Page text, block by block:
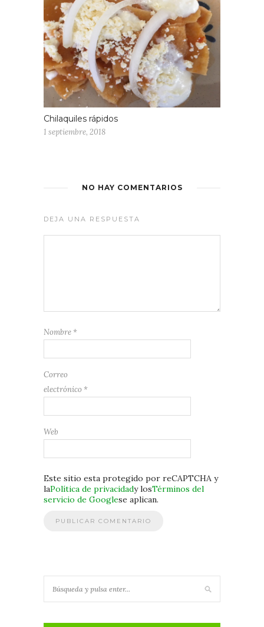
Chilaquiles rápidos
1 septiembre, 2018
NO HAY COMENTARIOS
DEJA UNA RESPUESTA
Nombre *
Correo
electrónico *
Web
Este sitio esta protegido por reCAPTCHA y
laPolítica de privacidady losTérminos del
servicio de Googlese aplican.